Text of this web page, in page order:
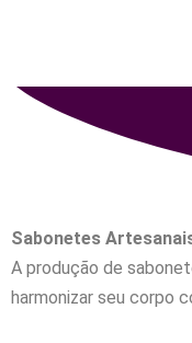
Sabonetes
A produção de
harmonizar seu corpo